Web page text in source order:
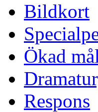
Bildkort
Ökad
Respons